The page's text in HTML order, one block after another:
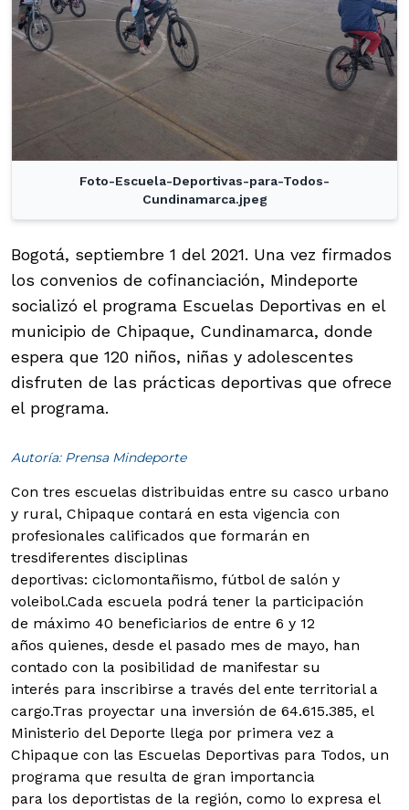
Foto-Escuela-Deportivas-para-Todos-
Cundinamarca.jpeg
Bogotá, septiembre 1 del 2021. Una vez firmados
los convenios de cofinanciación, Mindeporte
socializó el programa Escuelas Deportivas en el
municipio de Chipaque, Cundinamarca, donde
espera que 120 niños, niñas y adolescentes
disfruten de las prácticas deportivas que ofrece
el programa.
Autoría: Prensa Mindeporte
Con tres escuelas distribuidas entre su casco urbano
y rural, Chipaque contará en esta vigencia con
profesionales calificados que formarán en
tresdiferentes disciplinas
deportivas: ciclomontañismo, fútbol de salón y
voleibol.Cada escuela podrá tener la participación
de máximo 40 beneficiarios de entre 6 y 12
años quienes, desde el pasado mes de mayo, han
contado con la posibilidad de manifestar su
interés para inscribirse a través del ente territorial a
cargo.Tras proyectar una inversión de 64.615.385, el
Ministerio del Deporte llega por primera vez a
Chipaque con las Escuelas Deportivas para Todos, un
programa que resulta de gran importancia
para los deportistas de la región, como lo expresa el